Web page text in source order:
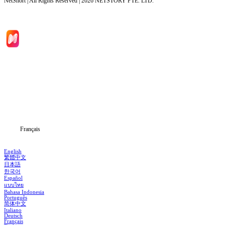
Français
English
繁體中文
日本語
한국어
Español
แบบไทย
Bahasa Indonesia
Português
简体中文
Italiano
Deutsch
Français